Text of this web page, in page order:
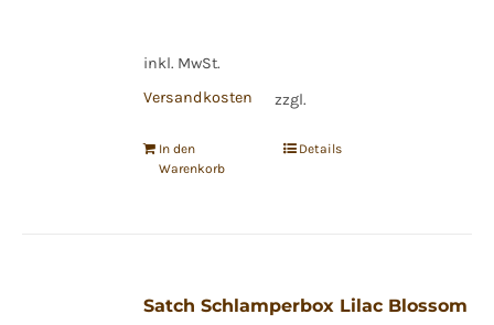
inkl. MwSt.
zzgl.
Versandkosten
In den
Warenkorb
Details
Satch Schlamperbox Lilac Blossom